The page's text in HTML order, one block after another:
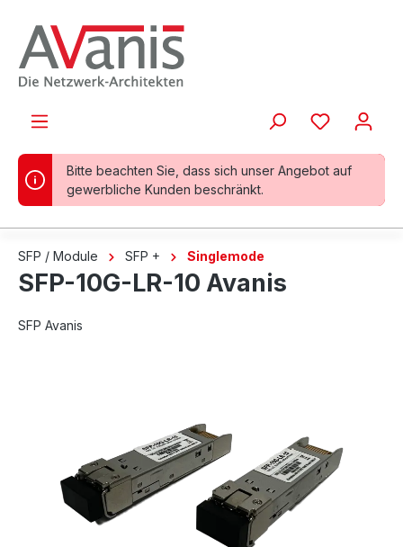
Bitte beachten Sie, dass sich unser Angebot auf
gewerbliche Kunden beschränkt.
SFP / Module SFP + Singlemode
SFP-10G-LR-10 Avanis
SFP Avanis